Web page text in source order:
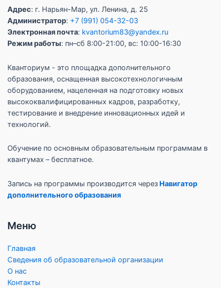
Адрес: г. Нарьян-Мар, ул. Ленина, д. 25
Администратор: +7 (991) 054-32-03
Электронная почта: kvantorium83@yandex.ru
Режим работы: пн–сб 8:00-21:00, вс: 10:00-16:30
Кванториум - это площадка дополнительного
образования, оснащенная высокотехнологичным
оборудованием, нацеленная на подготовку новых
высококвалифицированных кадров, разработку,
тестирование и внедрение инновационных идей и
технологий.
Обучение по основным образовательным программам в
квантумах – бесплатное.
Запись на программы производится через Навигатор
дополнительного образования
Меню
Главная
Сведения об образовательной организации
О нас
Контакты